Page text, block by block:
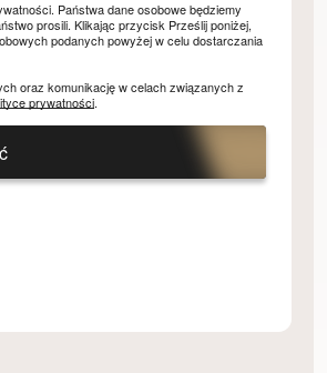
Państwa dane osobowe będziemy
prosili. Klikając przycisk Prześlij poniżej,
podanych powyżej w celu dostarczania
oraz komunikację w celach związanych z
prywatności.